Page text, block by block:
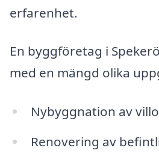
erfarenhet.
En byggföretag i
med en mängd olika
Nybyggnation av
Renovering av